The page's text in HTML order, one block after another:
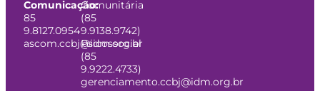
Comunicação:
85
9.8127.0954
ascom.ccbj@idm.org.br
Comunitária
(85
9.9138.9742)
Psicossocial
(85
9.9222.4733)
gerenciamento.ccbj@idm.org.br